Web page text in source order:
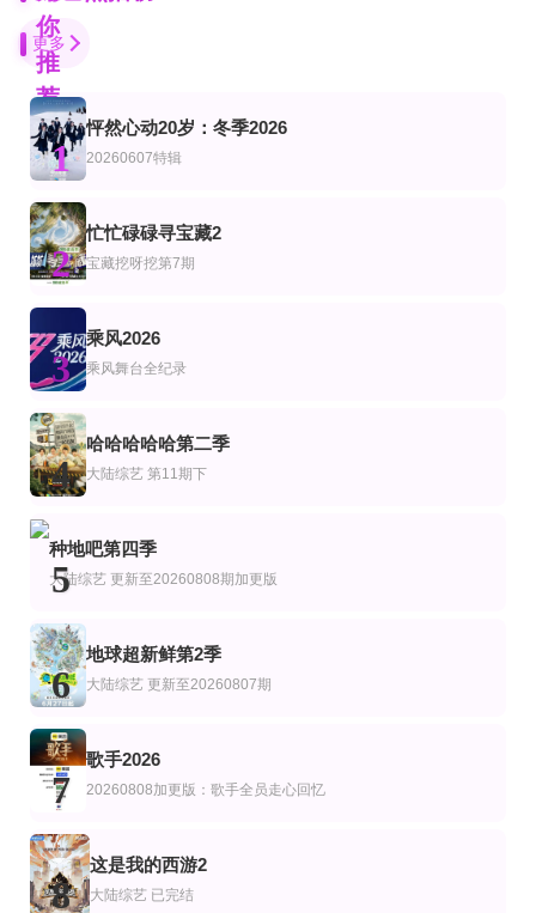
你
推
荐
完结
美丽中国
完结
地球起源第二季
全14集
伴我左右 Stand BI Me
更新至20260730期
静请期戴
李静,戴军
第20260530期
“青春湘潭·步步高之夜”演唱会
第7期
血战X
李尚敏,洪榛浩,박지민,곽범,서출구,하승진
天籁与少年
我们的宿舍,归心季
少年无尽夏
更新至07集
血之游戏X
李尚敏,洪榛浩,박지민,곽범,서출구,하승진
第20260702期
我们有救了
第11期完结
流言终结者第十四季
杰米·韩门,亚当·萨维奇,今原真申,卡莉·拜伦,托瑞·贝莱西
第4期
粤旅玩家
第3期
创业安徽第11季
林海
第1期完结
驶向她的春天
更多
1
怦然心动20岁：冬季2026
20260607特辑
2
忙忙碌碌寻宝藏2
宝藏挖呀挖第7期
3
乘风2026
乘风舞台全纪录
4
哈哈哈哈哈第二季
大陆综艺 第11期下
5
种地吧第四季
大陆综艺 更新至20260808期加更版
6
地球超新鲜第2季
大陆综艺 更新至20260807期
7
歌手2026
20260808加更版：歌手全员走心回忆
8
这是我的西游2
大陆综艺 已完结